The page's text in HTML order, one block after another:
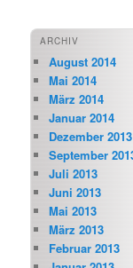
ARCHIV
August 2014
Mai 2014
März 2014
Januar 2014
Dezember 2013
September
Juli 2013
Juni 2013
Mai 2013
März 2013
Februar 2013